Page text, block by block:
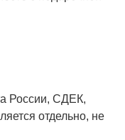
России, СДЕК,
отдельно, не